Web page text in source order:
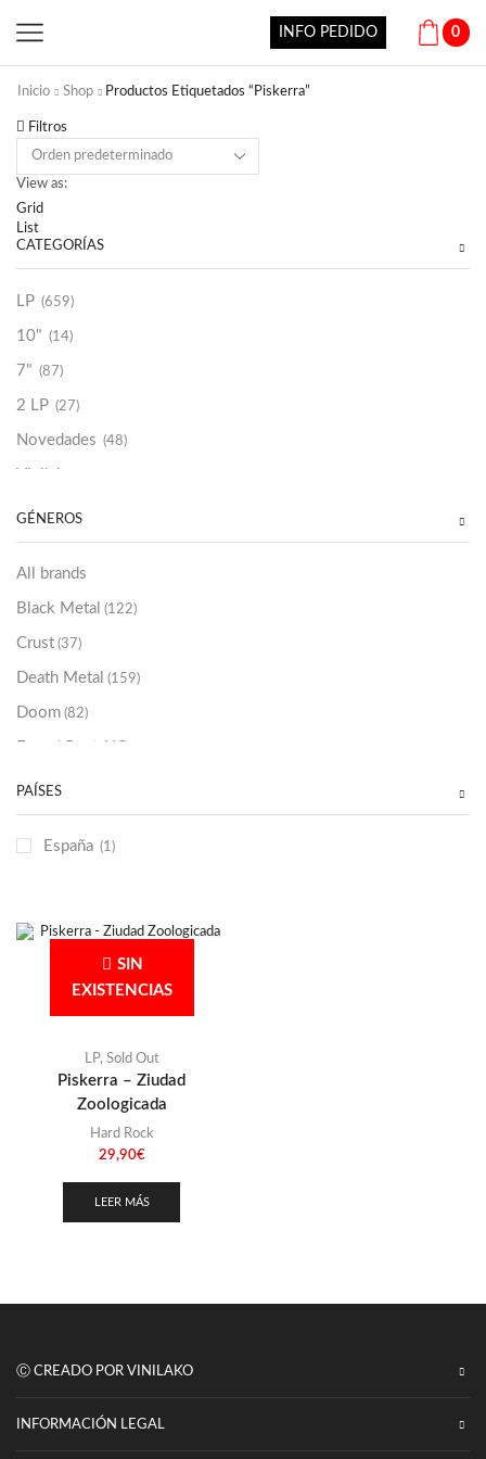
INFO PEDIDO 0
Inicio Shop Productos Etiquetados “Piskerra”
Filtros
View as:
Grid
List
CATEGORÍAS
LP (659)
10" (14)
7" (87)
2 LP (27)
Novedades (48)
Vinilako
Sold Out
GÉNEROS
All brands
Black Metal (122)
Crust (37)
Death Metal (159)
Doom (82)
Emo / Post-HC
Grindcore
Hard Rock (48)
Hardcore (153)
Otros
(146)
(22)
Thrash Metal (108)
PAÍSES
España (1)
SIN
EXISTENCIAS
LP, Sold Out
Piskerra – Ziudad
Zoologicada
Hard Rock
29,90€
LEER MÁS
Ⓒ CREADO POR VINILAKO
INFORMACIÓN LEGAL